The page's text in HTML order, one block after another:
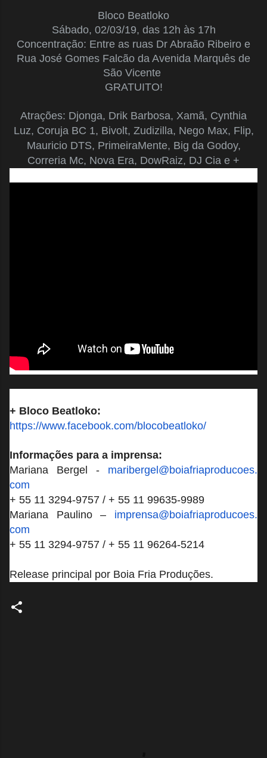
Bloco Beatloko
Sábado, 02/03/19, das 12h às 17h
Concentração: Entre as ruas Dr Abraão Ribeiro e
Rua José Gomes Falcão da Avenida Marquês de
São Vicente
GRATUITO!
Atrações: Djonga, Drik Barbosa, Xamã, Cynthia
Luz, Coruja BC 1, Bivolt, Zudizilla, Nego Max, Flip,
Mauricio DTS, PrimeiraMente, Big da Godoy,
Correria Mc, Nova Era, DowRaiz, DJ Cia e +
+ Bloco Beatloko:
https://www.facebook.com/blocobeatloko/
Informações para a imprensa:
Mariana Bergel - maribergel@boiafriaproducoes.
com
+ 55 11 3294-9757 / + 55 11 99635-9989
Mariana Paulino – imprensa@boiafriaproducoes.
com
+ 55 11 3294-9757 / + 55 11 96264-5214
Release principal por Boia Fria Produções.